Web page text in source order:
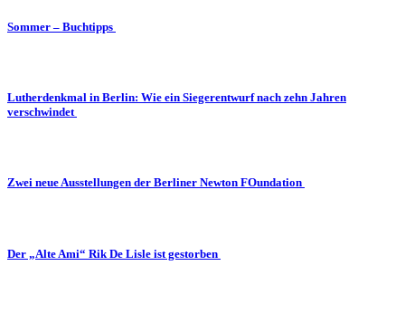
Sommer – Buchtipps
Lutherdenkmal in Berlin: Wie ein Siegerentwurf nach zehn Jahren
verschwindet
Zwei neue Ausstellungen der Berliner Newton FOundation
Der „Alte Ami“ Rik De Lisle ist gestorben